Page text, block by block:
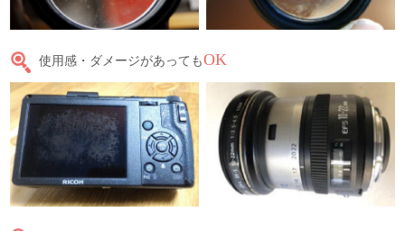
使用感・ダメージがあってもOK